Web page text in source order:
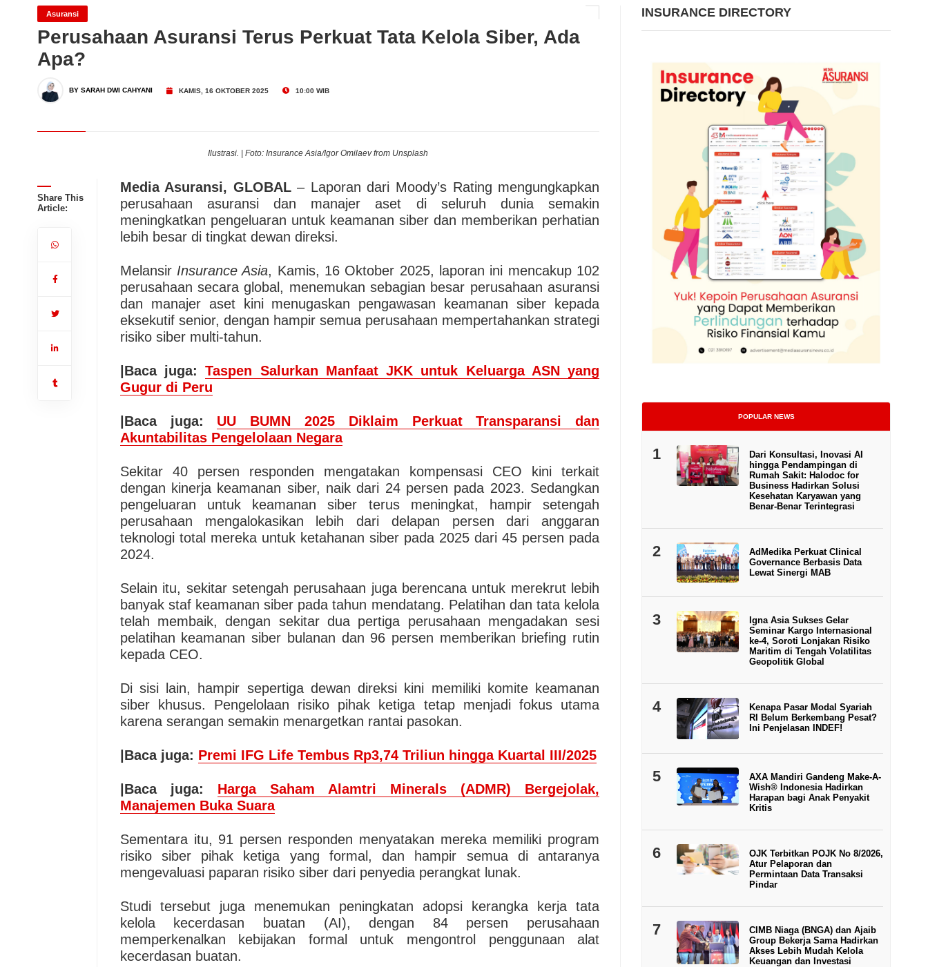
Asuransi
Perusahaan Asuransi Terus Perkuat Tata Kelola Siber, Ada
Apa?
BY SARAH DWI CAHYANI KAMIS, 16 OKTOBER 2025 10:00 WIB
Ilustrasi. | Foto: Insurance Asia/Igor Omilaev from Unsplash Ilustrasi. | Foto: Insurance Asia/Igor
Share This
Article:
Media Asuransi, GLOBAL– Laporan dari Moody’s Rating mengungkapkan
perusahaan asuransi dan manajer aset di seluruh dunia semakin
meningkatkan pengeluaran untuk keamanan siber dan memberikan perhatian
lebih besar di tingkat dewan direksi.
Melansir Insurance Asia, Kamis, 16 Oktober 2025, laporan ini mencakup 102
perusahaan secara global, menemukan sebagian besar perusahaan asuransi
dan manajer aset kini menugaskan pengawasan keamanan siber kepada
eksekutif senior, dengan hampir semua perusahaan mempertahankan strategi
risiko siber multi-tahun.
|Baca juga:Taspen Salurkan Manfaat JKK untuk Keluarga ASN yang
Gugur di Peru
|Baca juga: UU BUMN 2025 Diklaim Perkuat Transparansi dan
Akuntabilitas Pengelolaan Negara
Sekitar 40 persen responden mengatakan kompensasi CEO kini terkait
dengan kinerja keamanan siber, naik dari 24 persen pada 2023. Sedangkan
pengeluaran untuk keamanan siber terus meningkat, hampir setengah
perusahaan mengalokasikan lebih dari delapan persen dari anggaran
teknologi total mereka untuk ketahanan siber pada 2025 dari 45 persen pada
2024.
Selain itu, sekitar setengah perusahaan juga berencana untuk merekrut lebih
banyak staf keamanan siber pada tahun mendatang. Pelatihan dan tata kelola
telah membaik, dengan sekitar dua pertiga perusahaan mengadakan sesi
pelatihan keamanan siber bulanan dan 96 persen memberikan briefing rutin
kepada CEO.
Di sisi lain, hampir sepertiga dewan direksi kini memiliki komite keamanan
siber khusus. Pengelolaan risiko pihak ketiga tetap menjadi fokus utama
karena serangan semakin menargetkan rantai pasokan.
|Baca juga: Premi IFG Life Tembus Rp3,74 Triliun hingga Kuartal III/2025
|Baca juga: Harga Saham Alamtri Minerals (ADMR) Bergejolak,
Manajemen Buka Suara
Sementara itu, 91 persen responden menyatakan mereka memiliki program
risiko siber pihak ketiga yang formal, dan hampir semua di antaranya
mengevaluasi paparan risiko siber dari penyedia perangkat lunak.
Studi tersebut juga menemukan peningkatan adopsi kerangka kerja tata
kelola kecerdasan buatan (AI), dengan 84 persen perusahaan
memperkenalkan kebijakan formal untuk mengontrol penggunaan alat
kecerdasan buatan.
INSURANCE DIRECTORY
POPULAR NEWS
1
Dari Konsultasi, Inovasi AI
hingga Pendampingan di
Rumah Sakit: Halodoc for
Business Hadirkan Solusi
Kesehatan Karyawan yang
Benar-Benar Terintegrasi
2
AdMedika Perkuat Clinical
Governance Berbasis Data
Lewat Sinergi MAB
3
Igna Asia Sukses Gelar
Seminar Kargo Internasional
ke-4, Soroti Lonjakan Risiko
Maritim di Tengah Volatilitas
Geopolitik Global
4
Kenapa Pasar Modal Syariah
RI Belum Berkembang Pesat?
Ini Penjelasan INDEF!
5
AXA Mandiri Gandeng Make-A-
Wish® Indonesia Hadirkan
Harapan bagi Anak Penyakit
Kritis
6
OJK Terbitkan POJK No 8/2026,
Atur Pelaporan dan
Permintaan Data Transaksi
Pindar
7
CIMB Niaga (BNGA) dan Ajaib
Group Bekerja Sama Hadirkan
Akses Lebih Mudah Kelola
Keuangan dan Investasi